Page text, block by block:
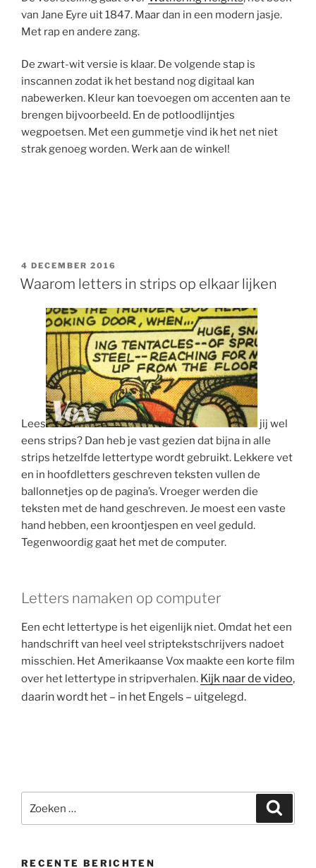
van Jane Eyre uit 1847. Maar dan in een modern jasje.
Met rap en andere zang.
De zwart-wit versie is klaar. De volgende stap is
inscannen zodat ik het bestand nog digitaal kan
nabewerken. Kleur kan toevoegen om accenten aan te
brengen bijvoorbeeld. En de potloodlijntjes
wegpoetsen. Met een gummetje vind ik het net niet
strak genoeg worden. Werk aan de winkel!
GEPLAATST
OP
4 DECEMBER 2016
Waarom letters in strips op elkaar lijken
Lees
jij wel
eens strips? Dan heb je vast gezien dat bijna in alle
strips hetzelfde lettertype wordt gebruikt. Lekkere vet
en in hoofdletters geschreven teksten vullen de
ballonnetjes op de pagina’s. Vroeger werden die
teksten met de hand geschreven. Je moest een vaste
hand hebben, een kroontjespen en veel geduld.
Tegenwoordig gaat het met de computer.
Letters namaken op computer
Een echt lettertype is het eigenlijk niet. Omdat het een
handschrift van heel veel striptekstschrijvers nadoet
misschien. Het Amerikaanse Vox maakte een korte film
over het lettertype in stripverhalen. Kijk naar de video,
daarin wordt het – in het Engels – uitgelegd.
naar:
RECENTE BERICHTEN